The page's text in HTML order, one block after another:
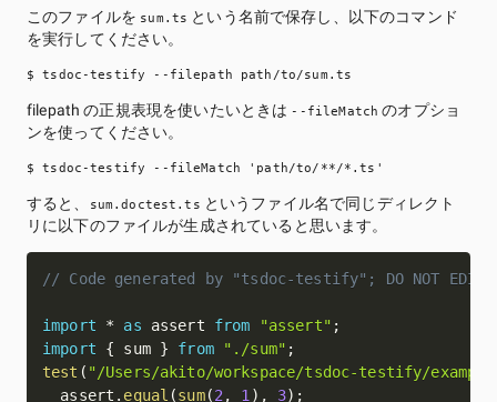
このファイルを sum.ts という名前で保存し、以下のコマンド
を実行してください。
filepath の正規表現を使いたいときは --fileMatch のオプショ
ンを使ってください。
すると、 sum.doctest.ts というファイル名で同じディレクト
リに以下のファイルが生成されていると思います。
// Code generated by "tsdoc-testify"; DO NOT EDIT.
import * as assert from "assert" ;
import
{ sum } from "./sum" ;
test ( "/Users/akito/workspace/tsdoc-testify/
  assert
. equal (sum(2 , 1 ) , 3) ;